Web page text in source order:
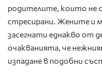
родителите, които не
стресирани. Жените и
засегнати еднакво от
очакванията, че
изпадане в подобни